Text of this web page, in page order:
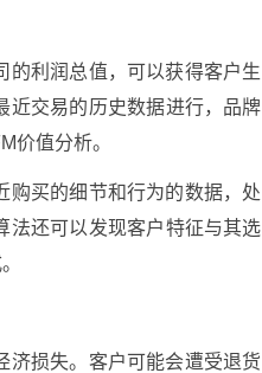
的利润总值，可以获得客户生
近交易的历史数据进行，品牌
价值分析。
购买的细节和行为的数据，处
法还可以发现客户特征与其选
济损失。客户可能会遭受退货